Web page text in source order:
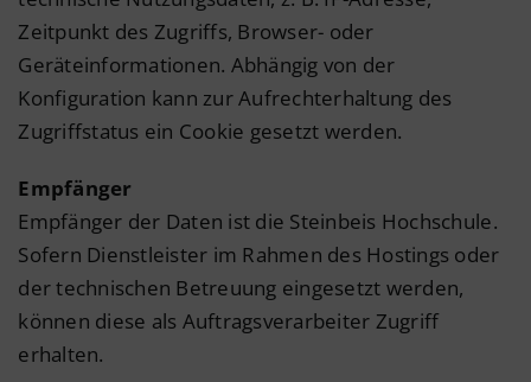
Zeitpunkt des Zugriffs, Browser- oder
Geräteinformationen. Abhängig von der
Konfiguration kann zur Aufrechterhaltung des
Zugriffstatus ein Cookie gesetzt werden.
Empfänger
Empfänger der Daten ist die Steinbeis Hochschule.
Sofern Dienstleister im Rahmen des Hostings oder
der technischen Betreuung eingesetzt werden,
können diese als Auftragsverarbeiter Zugriff
erhalten.